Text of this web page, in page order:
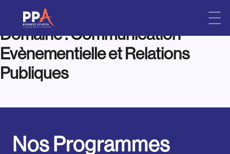
to
content
Domaine :Communication
Evènementielle et Relations
Publiques
Nos Programmes